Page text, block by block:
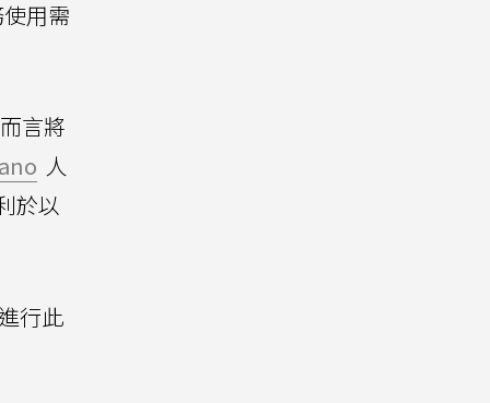
用需
言將
人
於以
行此